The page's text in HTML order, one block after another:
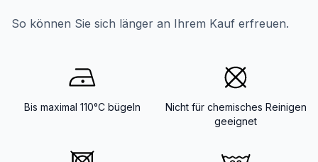
So können Sie sich länger an Ihrem Kauf erfreuen.
Bis maximal 110°C bügeln
Nicht für chemisches Reinigen
geeignet